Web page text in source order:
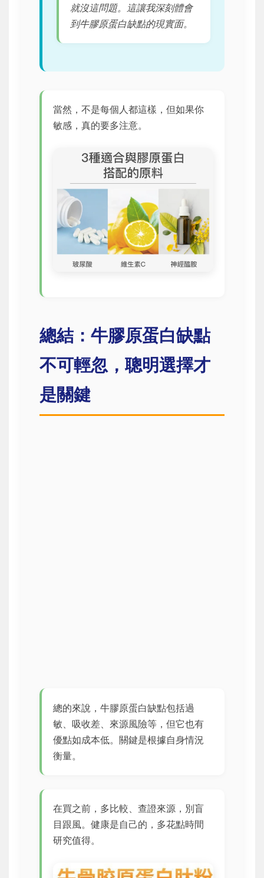
就沒這問題。這讓我深刻體會
到牛膠原蛋白缺點的現實面。
當然，不是每個人都這樣，但如果你
敏感，真的要多注意。
總結：牛膠原蛋白缺點
不可輕忽，聰明選擇才
是關鍵
總的來說，牛膠原蛋白缺點包括過
敏、吸收差、來源風險等，但它也有
優點如成本低。關鍵是根據自身情況
衡量。
在買之前，多比較、查證來源，別盲
目跟風。健康是自己的，多花點時間
研究值得。